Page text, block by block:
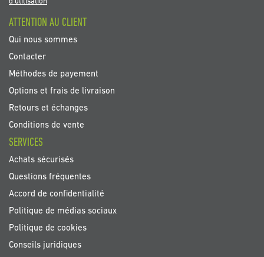
ATTENTION AU CLIENT
Qui nous sommes
Contacter
Méthodes de payement
Options et frais de livraison
Retours et échanges
Conditions de vente
SERVICES
Achats sécurisés
Questions fréquentes
Accord de confidentialité
Politique de médias sociaux
Politique de cookies
Conseils juridiques